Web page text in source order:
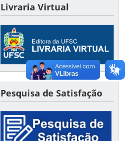
Livraria Virtual
Pesquisa de Satisfação